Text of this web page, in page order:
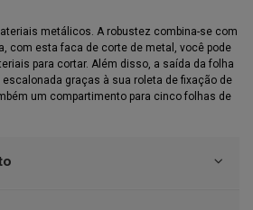
metálicos. A robustez combina-se com
com esta faca de corte de metal, você pode
para cortar. Além disso, a saída da folha
graças à sua roleta de fixação de
um compartimento para cinco folhas de